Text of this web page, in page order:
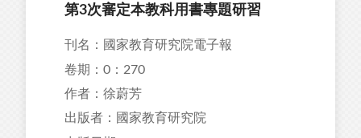
第3次審定本教科用書專題研習
刊名：國家教育研究院電子報
卷期：0：270
作者：徐蔚芳
出版者：國家教育研究院